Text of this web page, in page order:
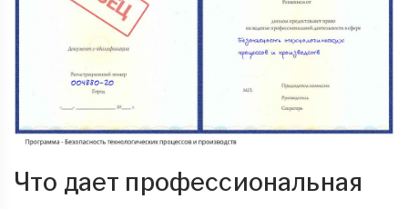
Что дает профессиональная